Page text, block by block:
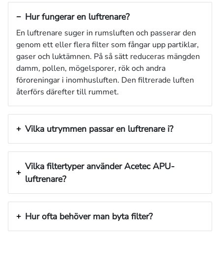
Hur fungerar en luftrenare?
En luftrenare suger in rumsluften och passerar den
genom ett eller flera filter som fångar upp partiklar,
gaser och luktämnen. På så sätt reduceras mängden
damm, pollen, mögelsporer, rök och andra
föroreningar i inomhusluften. Den filtrerade luften
återförs därefter till rummet.
Vilka utrymmen passar en luftrenare i?
Vilka filtertyper använder Acetec APU-
luftrenare?
Hur ofta behöver man byta filter?